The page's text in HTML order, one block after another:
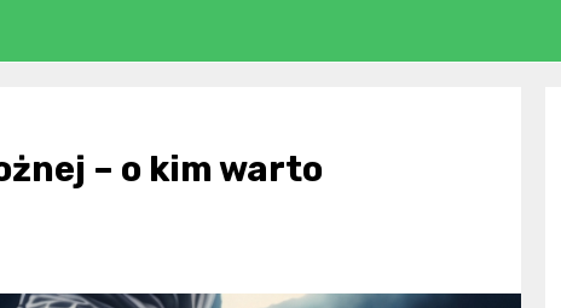
– o kim warto